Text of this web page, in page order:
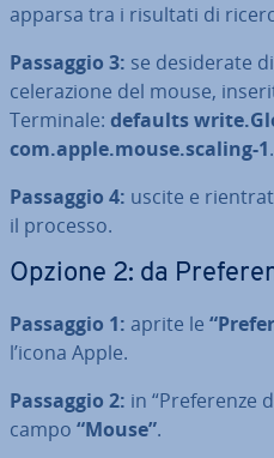
apparsa tra i risultati di
Passaggio 3: se de­si­de­ra­te
ce­le­ra­zio­ne del mouse,
Terminale: defaults
com.apple.mouse.scaling-1.
Passaggio 4: uscite e
il processo.
Opzione 2: da
Passaggio 1: aprite le
l’icona Apple.
Passaggio 2: in “Pre­fe­ren­ze
campo “Mouse”.